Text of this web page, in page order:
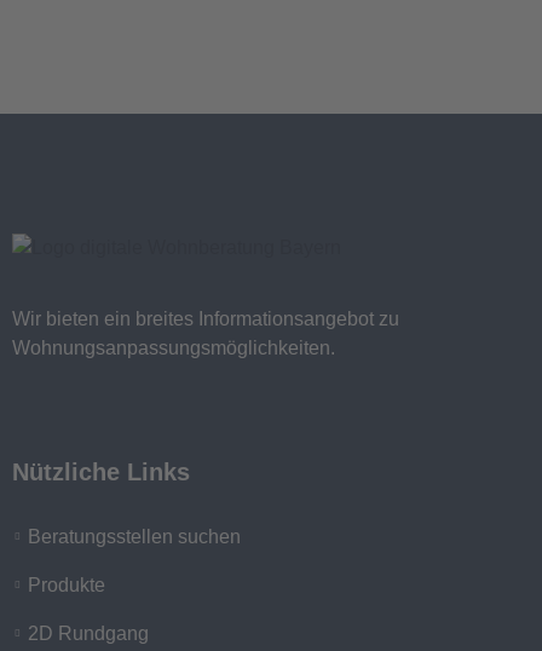
Wir bieten ein breites Informationsangebot zu
Wohnungsanpassungsmöglichkeiten.
Nützliche Links
Beratungsstellen suchen
Produkte
2D Rundgang